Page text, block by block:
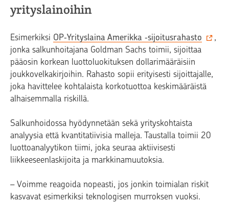
yrityslainoihin
Esimerkiksi OP‑Yrityslaina Amerikka ‑sijoitusrahasto
,
jonka salkunhoitajana Goldman Sachs toimii, sijoittaa
pääosin korkean luottoluokituksen dollarimääräisiin
joukkovelkakirjoihin. Rahasto sopii erityisesti sijoittajalle,
joka havittelee kohtalaista korkotuottoa keskimääräistä
alhaisemmalla riskillä.
Salkunhoidossa hyödynnetään sekä yrityskohtaista
analyysia että kvantitatiivisia malleja. Taustalla toimii 20
luottoanalyytikon tiimi, joka seuraa aktiivisesti
liikkeeseenlaskijoita ja markkinamuutoksia.
– Voimme reagoida nopeasti, jos jonkin toimialan riskit
kasvavat esimerkiksi teknologisen murroksen vuoksi.